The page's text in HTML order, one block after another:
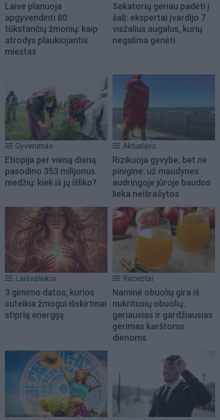
Laive planuoja
apgyvendinti 80
tūkstančių žmonių: kaip
atrodys plaukiojantis
miestas
Sekatorių geriau padėti į
šalį: ekspertai įvardijo 7
visžalius augalus, kurių
negalima genėti
Gyvenimas
Etiopija per vieną dieną
pasodino 353 milijonus
medžių: kiek iš jų išliko?
Aktualijos
Rizikuoja gyvybe, bet ne
pinigine: už maudynes
audringoje jūroje baudos
lieka neišrašytos
Laisvalaikis
3 gimimo datos, kurios
suteikia žmogui išskirtinai
stiprią energiją
Receptai
Naminė obuolių gira iš
nukritusių obuolių:
geriausias ir gardžiausias
gėrimas karštoms
dienoms